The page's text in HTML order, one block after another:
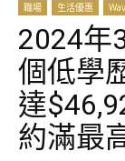
職場 生活優惠
2024年
個低學
達
約滿最